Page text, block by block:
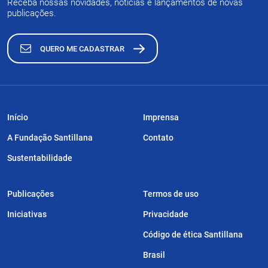
Receba nossas novidades, notícias e lançamentos de novas
publicações.
QUERO ME CADASTRAR
Início
A Fundação Santillana
Sustentabilidade
Publicações
Iniciativas
Imprensa
Contato
Termos de uso
Privacidade
Código de ética Santillana
Brasil